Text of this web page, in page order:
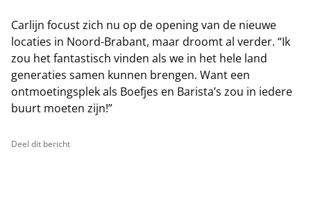
Carlijn focust zich nu op de opening van de nieuwe
locaties in Noord-Brabant, maar droomt al verder. “Ik
zou het fantastisch vinden als we in het hele land
generaties samen kunnen brengen. Want een
ontmoetingsplek als Boefjes en Barista’s zou in iedere
buurt moeten zijn!”
Deel dit bericht